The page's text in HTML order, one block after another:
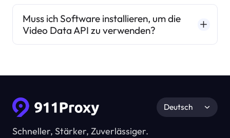
Muss ich Software installieren, um die
Video Data API zu verwenden?
Schneller, Stärker, Zuverlässiger.
Deutsch